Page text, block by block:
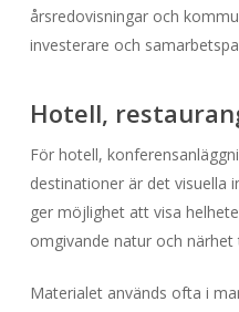
årsredovisningar och
investerare och
Hotell,
För hotell,
destinationer är det visuella
ger möjlighet att visa
omgivande natur och närhet
Materialet används ofta i